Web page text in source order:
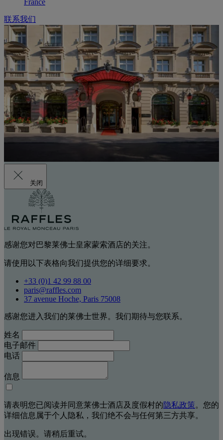
France
联系我们
关闭
感谢您对巴黎莱佛士皇家蒙索酒店的关注。
请使用以下表格向我们提供您的详细要求。
+33 (0)1 42 99 88 00
paris@raffles.com
37 avenue Hoche, Paris 75008
感谢您进入我们的莱佛士世界。我们期待与您联系。
姓名
电子邮件
电话
信息
请表明您已阅读并同意莱佛士酒店及度假村的隐私政策。您的
详细信息属于个人隐私，我们绝不会与任何第三方共享。
出现错误。请稍后重试。